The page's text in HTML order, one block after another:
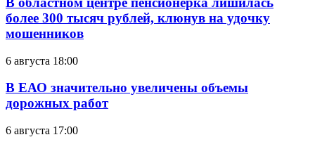
более 300 тысяч рублей, клюнув на удочку
мошенников
6 августа 18:00
В ЕАО значительно увеличены объемы
дорожных работ
6 августа 17:00